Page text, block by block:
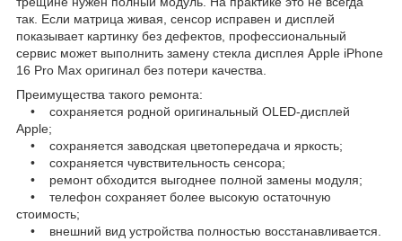
так. Если матрица живая, сенсор исправен и дисплей
показывает картинку без дефектов, профессиональный
сервис может выполнить замену стекла дисплея Apple iPhone
16 Pro Max оригинал без потери качества.
Преимущества такого ремонта:
• сохраняется родной оригинальный OLED-дисплей
Apple;
• сохраняется заводская цветопередача и яркость;
• сохраняется чувствительность сенсора;
• ремонт обходится выгоднее полной замены модуля;
• телефон сохраняет более высокую остаточную
стоимость;
• внешний вид устройства полностью восстанавливается.